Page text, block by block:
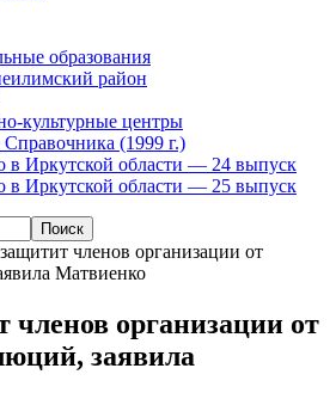
образования
район
культурные центры
Справочника (1999 г.)
в Иркутской области — 24 выпуск
в Иркутской области — 25 выпуск
членов организации от
Матвиенко
организации от
заявила